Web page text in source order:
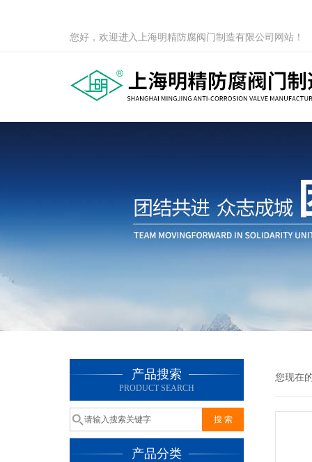
您好，欢迎进入上海明精防腐阀门制造有限公司网站！
产品搜索
PRODUCT SEARCH
产品分类
您现在